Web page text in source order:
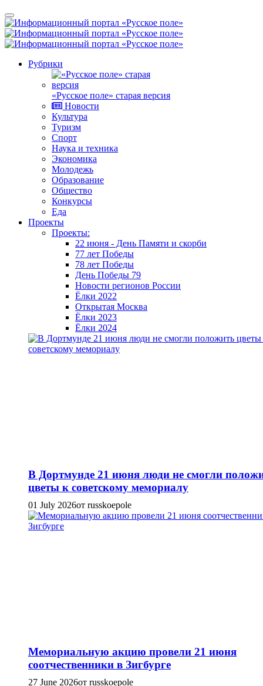
Рубрики
«Русское поле» старая версия
Новости
Культура
Туризм
Спорт
Наука и техника
Экономика
Молодежь
Образование
Общество
Конкурсы
Еда
Проекты
Проекты:
22 июня - День Памяти и скорби
77 лет Победы
78 лет Победы
День Победы 79
Новости регионов России
Ёлки 2022
Открытая Москва
Ёлки 2023
Ёлки 2024
В Дортмунде 21 июня люди не смогли
цветы к советскому мемориалу
01 July 2026от russkoepole
Мемориальную акцию провели 21 июня
соотчественники в Зигбурге
27 June 2026от russkoepole